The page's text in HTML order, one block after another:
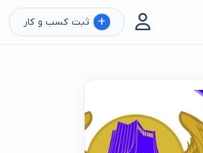
+ ثبت کسب و کار